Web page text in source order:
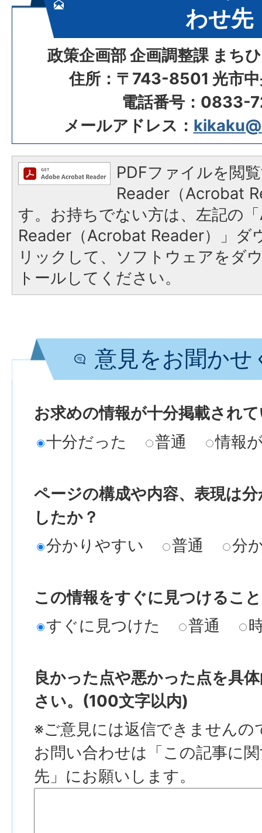
わせ先
政策企画部 企画調整課 まち
住所：〒743-8501 光市中
電話番号：0833-
メールアドレス：
PDFファイルを閲
Reader（Acrobat
す。お持ちでない方は、左記の
Reader（Acrobat Reader）」ダ
リックして、ソフトウェアをダ
トールしてください。
意見をお聞かせ
お求めの情報が十分掲載され
十分だった
普通 情報
ページの構成や内容、表現は
したか？
分かりやすい
普通 分
この情報をすぐに見つけるこ
すぐに見つけた
普通
良かった点や悪かった点を具
さい。(100文字以内)
※ご意見には返信できませんの
お問い合わせは「この記事に
先」にお願いします。